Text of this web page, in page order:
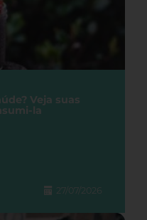
Veja suas
la
27/07/2026